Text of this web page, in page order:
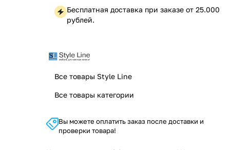
Бесплатная доставка при заказе от 25.000
рублей.
Все товары Style Line
Все товары категории
Вы можете оплатить заказ после доставки и
проверки товара!